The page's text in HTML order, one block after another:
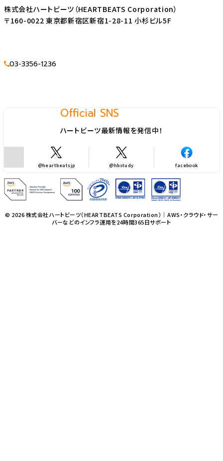
株式会社ハートビーツ（HEARTBEATS Corporation）
〒160-0022 東京都新宿区新宿1-28-11 小杉ビル5F
03-3356-1236
Official SNS
ハートビーツ最新情報を発信中！
@heartbeatsjp @hbstudy facebook
© 2026 株式会社ハートビーツ（HEARTBEATS Corporation）｜AWS・クラウド・サー
バーなどのインフラ運用を24時間365日サポート